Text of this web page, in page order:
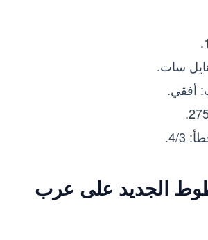
سات.
أفقي.
3.
الجديد على عرب